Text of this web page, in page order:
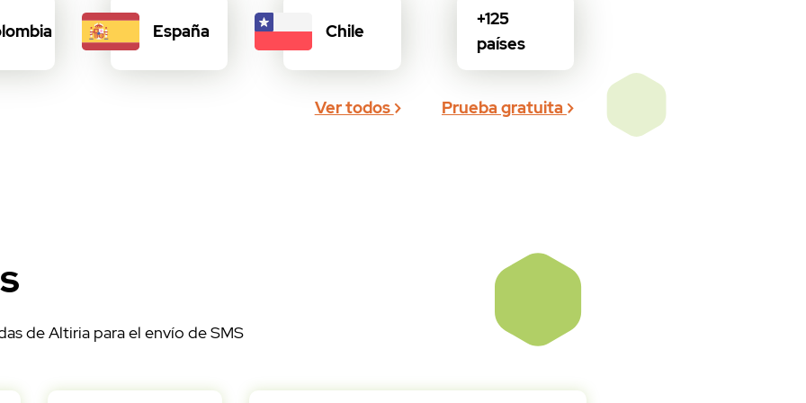
España Chile
+125
países
Ver todos Prueba gratuita
de Altiria para el envío de SMS